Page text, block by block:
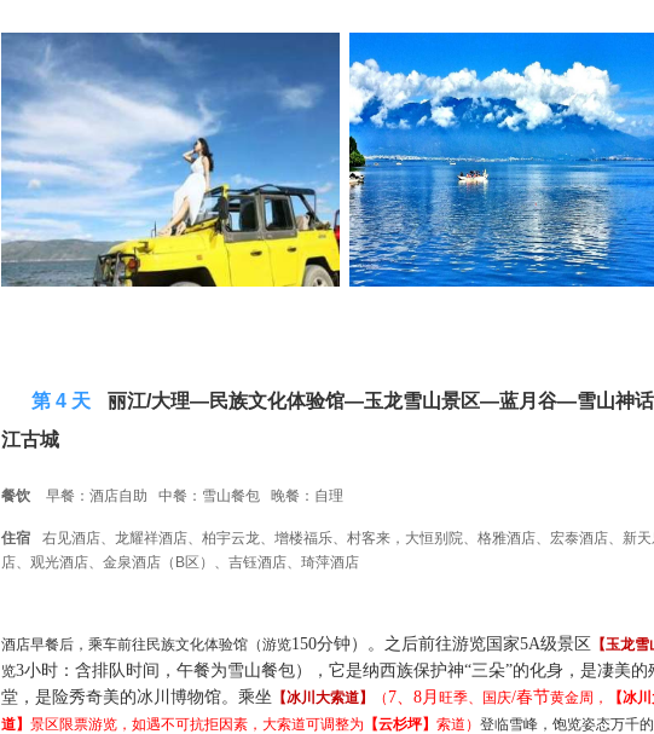
第 4 天
丽江/大理—民族文化体验馆—玉龙雪山景区—蓝月谷—雪山神
江古城
餐饮 早餐：酒店自助 中餐：雪山餐包 晚餐：自理
住宿
右见酒店、龙耀祥酒店、柏宇云龙、增楼福乐、村客来，大恒别院、格雅酒店、宏泰酒店、新
店、观光酒店、金泉酒店（B区）、吉钰酒店、琦萍酒店
酒店早餐后，乘车前往民族文化体验馆（游览150分钟）。之后前往游览国家5A级景区 【玉龙雪
览3小时：含排队时间，午餐为雪山餐包），它是纳西族保护神“三朵”的化身，是凄美的
堂，是险秀奇美的冰川博物馆。乘坐 【冰川大索道】 （ 7、8月 旺季、 国庆/春节黄金周 ，
【冰
道】 景区限票游览，如遇不可抗拒因素，大索道可调整为 【云杉坪】 索道） 登临雪峰，饱览姿态万千